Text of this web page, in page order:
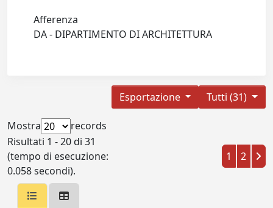
Afferenza
DA - DIPARTIMENTO DI ARCHITETTURA
Tutti (31)
Esportazione
Mostra
records
Risultati 1 - 20 di 31
(tempo di esecuzione:
0.058 secondi).
1 2